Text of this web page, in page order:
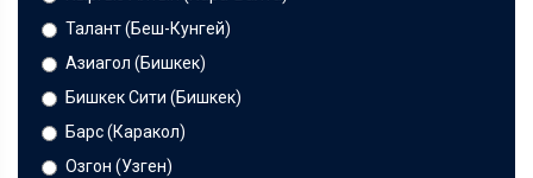
Талант (Беш-Кунгей)
Азиагол (Бишкек)
Бишкек Сити (Бишкек)
Барс (Каракол)
Озгон (Узген)